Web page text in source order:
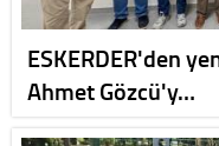
ESKERDER'den
Ahmet Gözcü'y…